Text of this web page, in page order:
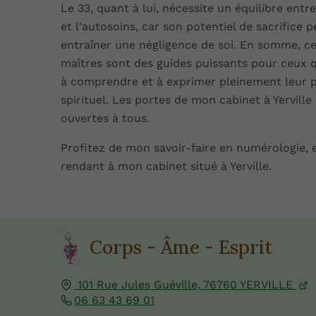
Le 33, quant à lui, nécessite un équilibre
et l'autosoins, car son potentiel de sacrifice
entraîner une négligence de soi. En somme,
maîtres sont des guides puissants pour ceux
à comprendre et à exprimer pleinement leur
spirituel. Les portes de mon cabinet à Yerville
ouvertes à tous.
Profitez de mon savoir-faire en numérologie,
rendant à mon cabinet situé à Yerville.
Corps - Âme - Esprit
101 Rue Jules Guéville, 76760 YERVILLE
06 63 43 69 01